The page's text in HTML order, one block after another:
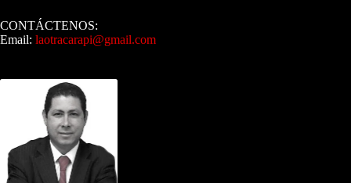
CONTÁCTENOS:
Email: laotracarapi@gmail.com